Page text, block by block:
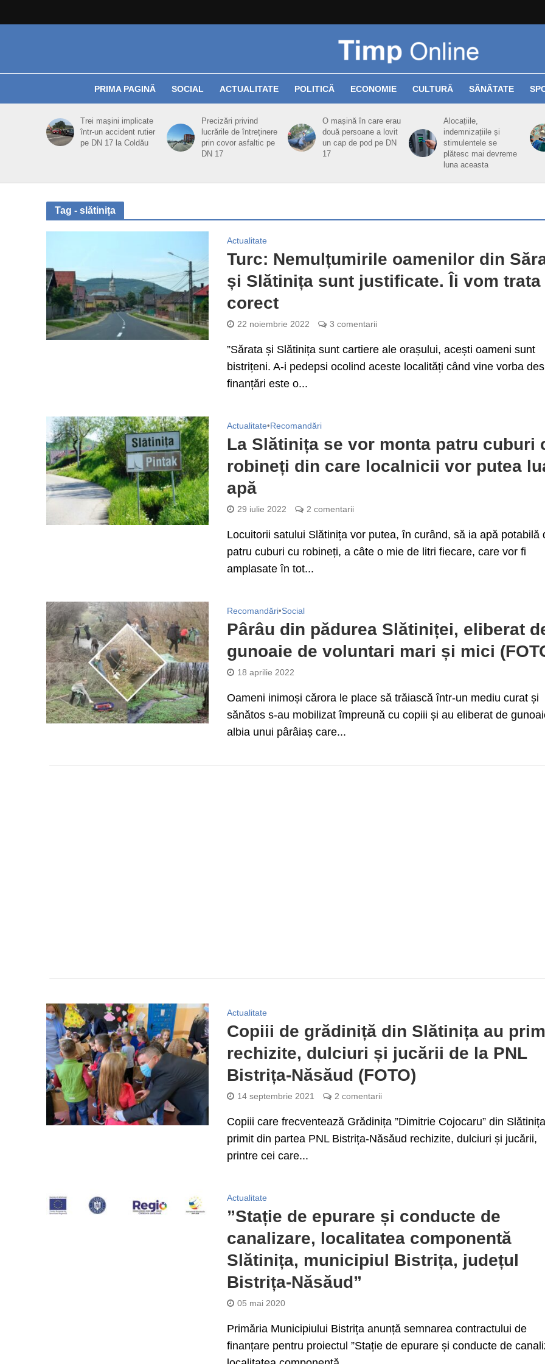
PRIMA PAGINĂ SOCIAL ACTUALITATE POLITICĂ ECONOMIE CULTURĂ SĂNĂTATE
Trei mașini implicate
într-un accident rutier
pe DN 17 la Coldău
Precizări privind
lucrările de întreținere
prin covor asfaltic pe
DN 17
O mașină în care erau
două persoane a lovit
un cap de pod pe DN
17
Alocațiile,
indemnizațiile și
stimulentele se
plătesc mai devreme
luna aceasta
Tag - slătinița
Actualitate
Turc: Nemulțumirile oamenilor din
și Slătinița sunt justificate. Îi vom trata
corect
22 noiembrie 2022 3 comentarii
”Sărata și Slătinița sunt cartiere ale orașului, acești oameni sunt
bistrițeni. A-i pedepsi ocolind aceste localități când vine vorba
finanțări este o...
Actualitate•Recomandări
La Slătinița se vor monta patru cuburi
robineți din care localnicii vor putea
apă
29 iulie 2022 2 comentarii
Locuitorii satului Slătinița vor putea, în curând, să ia apă potabilă
patru cuburi cu robineți, a câte o mie de litri fiecare, care vor fi
amplasate în tot...
Recomandări•Social
Pârâu din pădurea Slătiniței, eliberat
gunoaie de voluntari mari și mici
18 aprilie 2022
Oameni inimoși cărora le place să trăiască într-un mediu curat și
sănătos s-au mobilizat împreună cu copiii și au eliberat de
albia unui pârâiaș care...
Actualitate
Copiii de grădiniță din Slătinița au
rechizite, dulciuri și jucării de la PNL
Bistrița-Năsăud (FOTO)
14 septembrie 2021 2 comentarii
Copiii care frecventează Grădinița ”Dimitrie Cojocaru” din
primit din partea PNL Bistrița-Năsăud rechizite, dulciuri și jucării,
printre cei care...
Actualitate
”Stație de epurare și conducte de
canalizare, localitatea componentă
Slătinița, municipiul Bistrița, județul
Bistrița-Năsăud”
05 mai 2020
Primăria Municipiului Bistrița anunță semnarea contractului de
finanțare pentru proiectul ”Stație de epurare și conducte de